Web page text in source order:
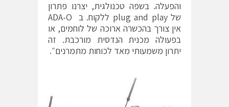
והפעלה. בשפה טכנולגית, יצרנו פתרון
של plug and play ללקוח. ב ADA-O
אין צורך בהכשרה ארוכה של לוחמים, או
בפעולה מכנית הנדסית מורכבת. זה
יתרון משמעותי מאד לכוחות מתמרנים״.